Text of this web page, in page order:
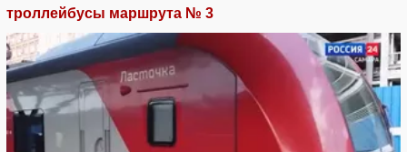
троллейбусы маршрута № 3